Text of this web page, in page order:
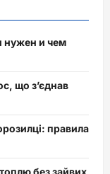
нужен и чем
що з’єднав
правила
без зайвих